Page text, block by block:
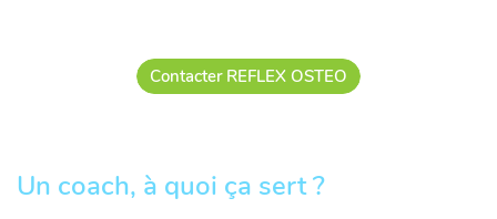
Contacter REFLEX OSTEO
Un coach, à quoi ça sert ?